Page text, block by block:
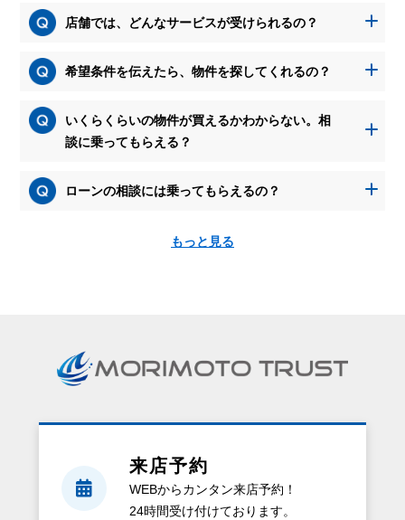
店舗では、どんなサービスが受けられるの？
希望条件を伝えたら、物件を探してくれるの？
いくらくらいの物件が買えるかわからない。相
談に乗ってもらえる？
ローンの相談には乗ってもらえるの？
もっと見る
求
を
る
ん
来店予約
WEBからカンタン来店予約！
24時間受け付けております。